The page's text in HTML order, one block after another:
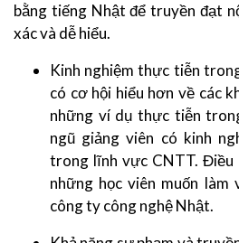
bằng tiếng Nhật để truyền đạt
xác và dễ hiểu.
Kinh nghiệm thực tiễn
có cơ hội hiểu hơn về các
những ví dụ thực tiễn
ngũ giảng viên có kinh
trong lĩnh vực CNTT. Điều
những học viên muốn
công ty công nghệ Nhật.